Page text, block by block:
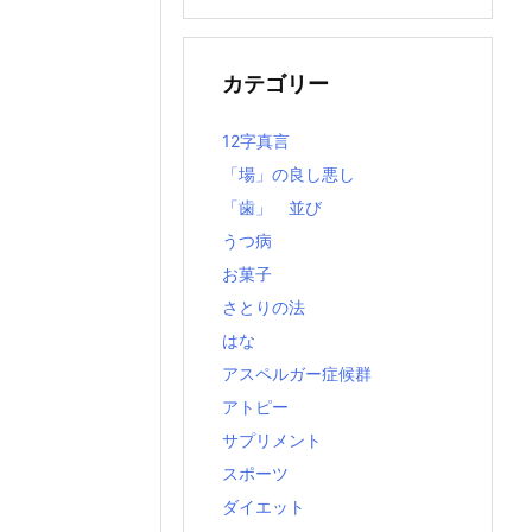
記
カテゴリー
12字真言
「場」の良し悪し
「歯」 並び
うつ病
お菓子
さとりの法
はな
アスペルガー症候群
アトピー
サプリメント
スポーツ
ダイエット